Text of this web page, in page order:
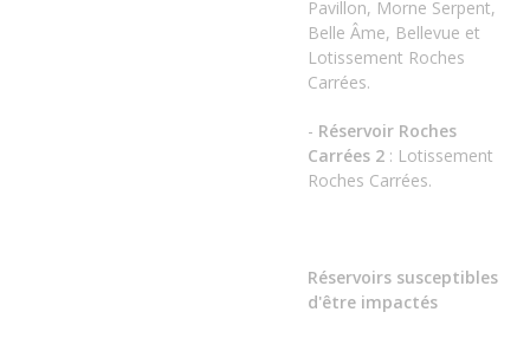
Pavillon, Morne Serpent,
Belle Âme, Bellevue et
Lotissement Roches
Carrées.
- Réservoir Roches
Carrées 2 : Lotissement
Roches Carrées.
Réservoirs susceptibles
d'être impactés